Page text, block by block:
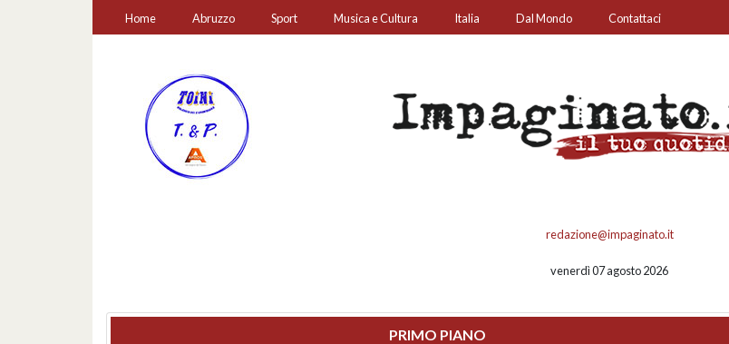
Home Abruzzo Sport Musica e Cultura Italia Dal Mondo Contattaci
redazione@impaginato.it
venerdì 07 agosto 2026
PRIMO PIANO